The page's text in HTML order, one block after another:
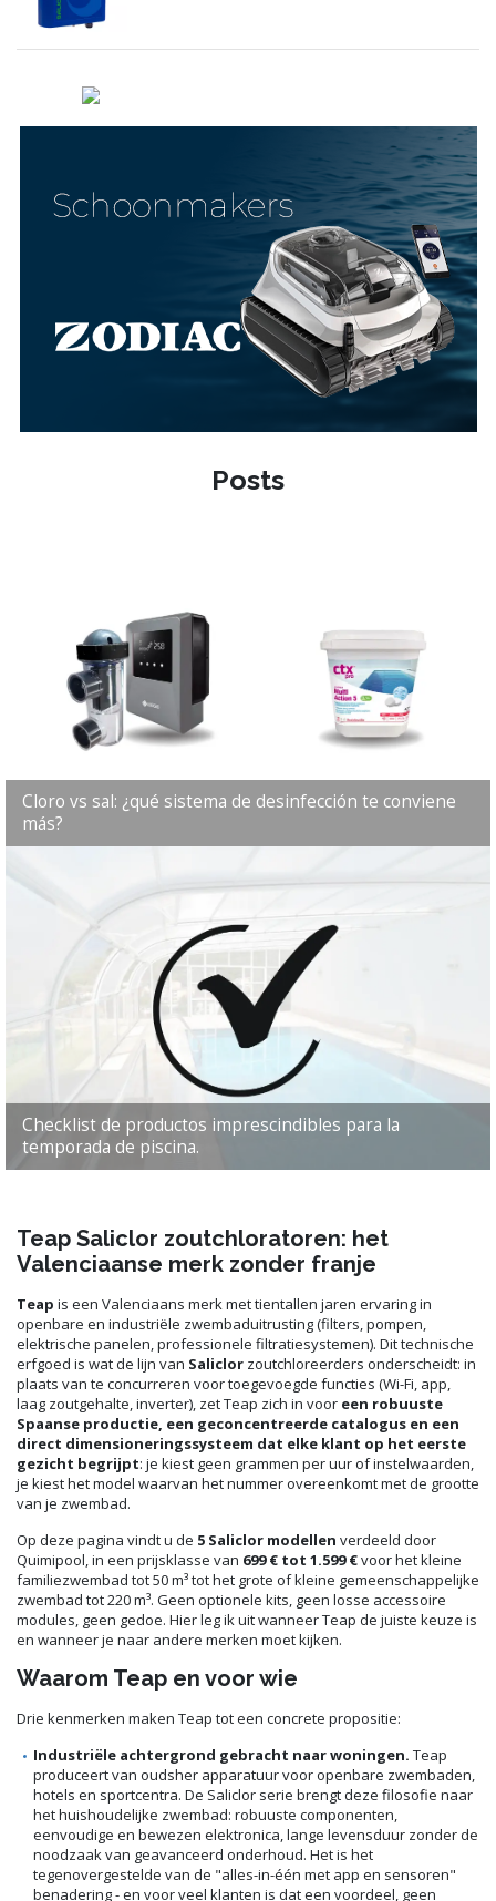
Posts
Cloro vs sal: ¿qué sistema de desinfección te conviene
más?
Checklist de productos imprescindibles para la
temporada de piscina.
Teap Saliclor zoutchloratoren: het
Valenciaanse merk zonder franje
Teap is een Valenciaans merk met tientallen jaren ervaring in
openbare en industriële zwembaduitrusting (filters, pompen,
elektrische panelen, professionele filtratiesystemen). Dit technische
erfgoed is wat de lijn van Saliclor zoutchloreerders onderscheidt: in
plaats van te concurreren voor toegevoegde functies (Wi-Fi, app,
laag zoutgehalte, inverter), zet Teap zich in voor een robuuste
Spaanse productie, een geconcentreerde catalogus en een
direct dimensioneringssysteem dat elke klant op het eerste
gezicht begrijpt: je kiest geen grammen per uur of instelwaarden,
je kiest het model waarvan het nummer overeenkomt met de grootte
van je zwembad.
Op deze pagina vindt u de 5 Saliclor modellen verdeeld door
Quimipool, in een prijsklasse van 699 € tot 1.599 €voor het kleine
familiezwembad tot 50 m³ tot het grote of kleine gemeenschappelijke
zwembad tot 220 m³. Geen optionele kits, geen losse accessoire
modules, geen gedoe. Hier leg ik uit wanneer Teap de juiste keuze is
en wanneer je naar andere merken moet kijken.
Waarom Teap en voor wie
Drie kenmerken maken Teap tot een concrete propositie:
Industriële achtergrond gebracht naar woningen. Teap
produceert van oudsher apparatuur voor openbare zwembaden,
hotels en sportcentra. De Saliclor serie brengt deze filosofie naar
het huishoudelijke zwembad: robuuste componenten,
eenvoudige en bewezen elektronica, lange levensduur zonder de
noodzaak van geavanceerd onderhoud. Het is het
tegenovergestelde van de "alles-in-één met app en sensoren"
benadering - en voor veel klanten is dat een voordeel, geen